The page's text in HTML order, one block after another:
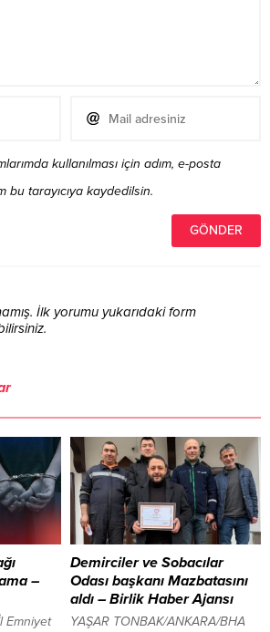
kullanılması için adım, e-posta
tarayıcıya kaydedilsin.
İlk yorumu yukarıdaki form
–
Emniyet
Demirciler ve Sobacılar
Odası başkanı Mazbatasını
aldı – Birlik Haber Ajansı
YAŞAR TONBAK/ANKARA/BHA